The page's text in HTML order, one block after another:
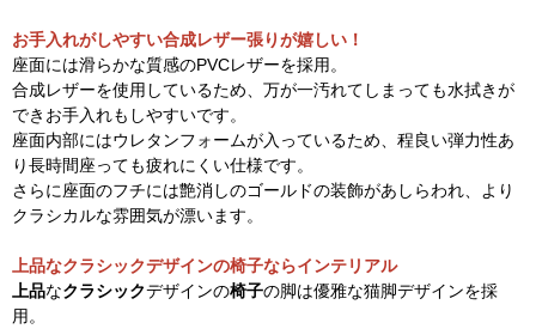
お手入れがしやすい合成レザー張りが嬉しい！
座面には滑らかな質感のPVCレザーを採用。
合成レザーを使用しているため、万が一汚れてしまっても水拭きが
できお手入れもしやすいです。
座面内部にはウレタンフォームが入っているため、程良い弾力性あ
り長時間座っても疲れにくい仕様です。
さらに座面のフチには艶消しのゴールドの装飾があしらわれ、より
クラシカルな雰囲気が漂います。
上品なクラシックデザインの椅子ならインテリアル
上品なクラシックデザインの椅子の脚は優雅な猫脚デザインを採
用。